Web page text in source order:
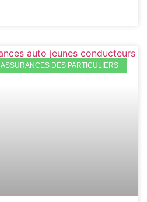
ASSURANCES DES PARTICULIERS